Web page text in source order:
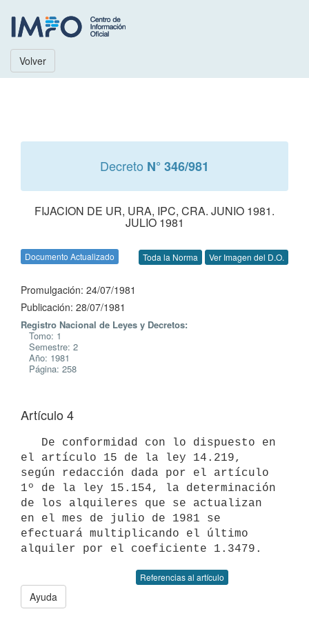
Volver
Decreto N° 346/981
FIJACION DE UR, URA, IPC, CRA. JUNIO 1981.
JULIO 1981
Documento Actualizado Toda la Norma Ver Imagen del D.O.
Promulgación: 24/07/1981
Publicación: 28/07/1981
Registro Nacional de Leyes y Decretos:
Tomo: 1
Semestre: 2
Año: 1981
Página: 258
Artículo 4
el artículo 15 de la ley 14.219,
según redacción dada por el artículo
1º de la ley 15.154, la determinación
de los alquileres que se actualizan
en el mes de julio de 1981 se
efectuará multiplicando el último
alquiler por el coeficiente 1.3479.
Referencias al artículo
Ayuda